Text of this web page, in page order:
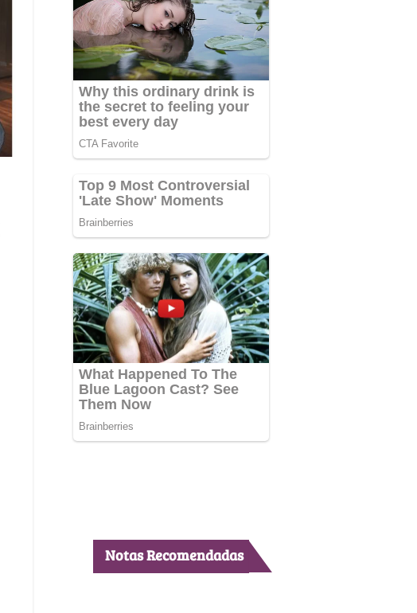
Notas Recomendadas